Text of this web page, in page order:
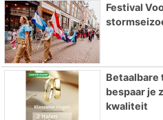
Festival
Betaalbare
bespaar je
kwaliteit